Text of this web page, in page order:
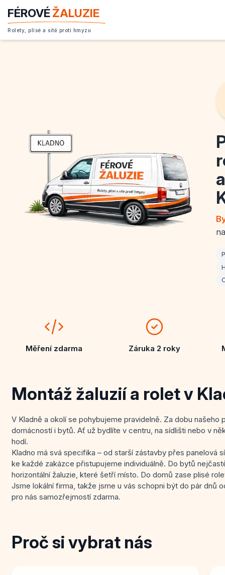
FÉROVÉŽALUZIE
Rolety, plisé a sítě proti hmyzu
Měření zdarma Záruka 2 roky
Montáž žaluzií a rolet v
V Kladně a okolí se pohybujeme pravidelně. Za dobu
domácností i bytů. Ať už bydlíte v centru, na sídlišti nebo v
hodí.
Kladno má svá specifika – od starší zástavby přes panelová
ke každé zakázce přistupujeme individuálně. Do bytů
horizontální žaluzie, které šetří místo. Do domů zase plisé
Jsme lokální firma, takže jsme u vás schopni být do pár dnů
pro nás samozřejmostí zdarma.
Proč si vybrat nás